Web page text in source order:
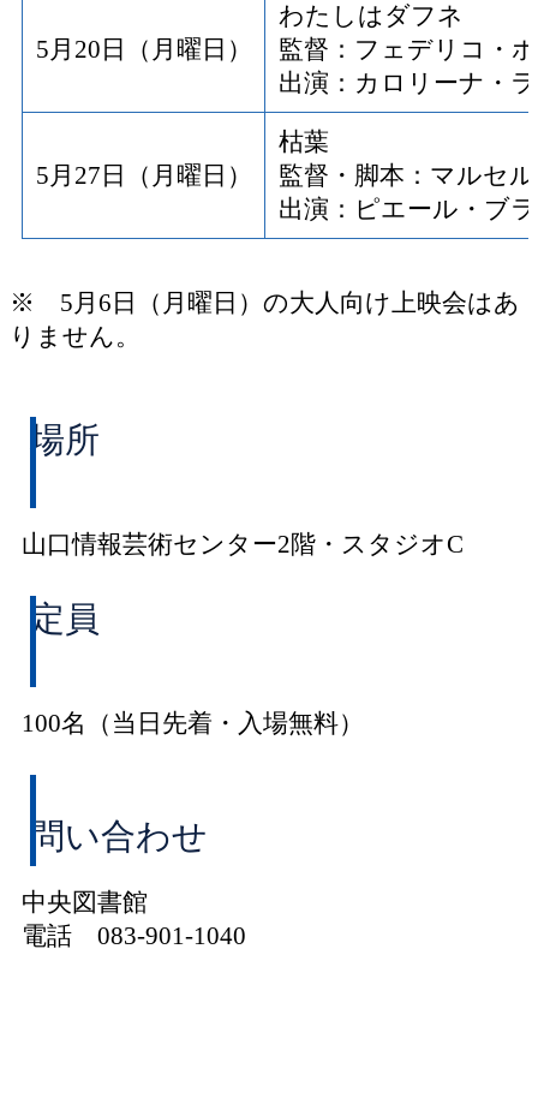
5月20日（月曜日）
わたしはダフネ
監督：フェデリコ・
出演：カロリーナ・
5月27日（月曜日）
枯葉
監督・脚本：マルセ
出演：ピエール・ブ
※ 5月6日（月曜日）の大人向け上映会はあ
りません。
場所
山口情報芸術センター2階・スタジオC
定員
100名（当日先着・入場無料）
問い合わせ
中央図書館
電話 083-901-1040